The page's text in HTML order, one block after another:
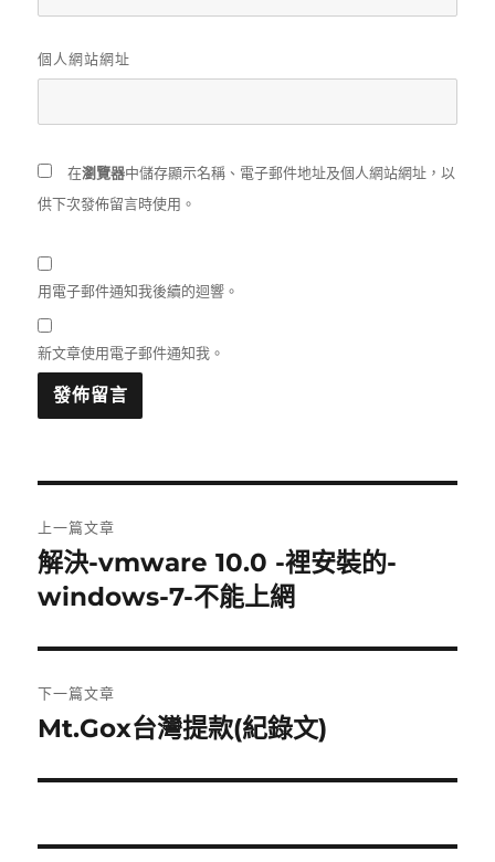
個人網站網址
在瀏覽器中儲存顯示名稱、電子郵件地址及個人網站網址，以
供下次發佈留言時使用。
用電子郵件通知我後續的迴響。
新文章使用電子郵件通知我。
章
導
覽
上一篇文章
上
一
文
章:
解決-vmware 10.0 -裡安裝的-
windows-7-不能上網
下一篇文章
下
篇
章:
Mt.Gox台灣提款(紀錄文)